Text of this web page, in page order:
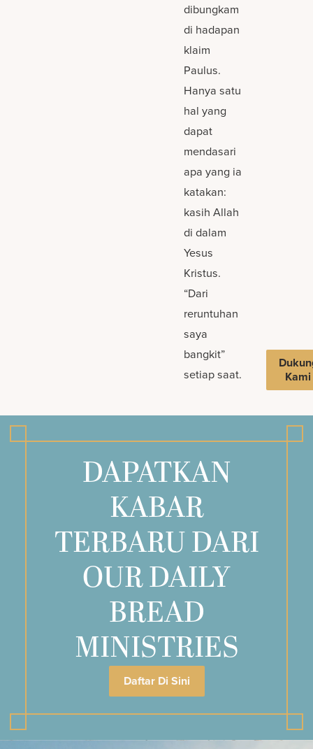
dibungkam
di hadapan
klaim
Paulus.
Hanya satu
hal yang
dapat
mendasari
apa yang ia
katakan:
kasih Allah
di dalam
Yesus
Kristus.
“Dari
reruntuhan
saya
bangkit”
setiap saat.
Kami
DAPATKAN
KABAR
TERBARU DARI
OUR DAILY
BREAD
MINISTRIES
Daftar Di Sini